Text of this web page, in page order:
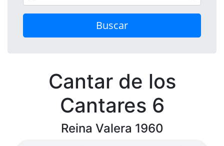
Buscar
Cantar de los
Cantares 6
Reina Valera 1960